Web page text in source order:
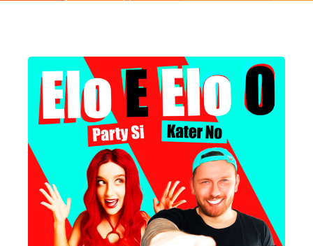
Langer feat. DJ Cashi